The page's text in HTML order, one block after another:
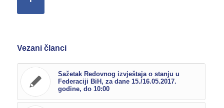
Vezani članci
Sažetak Redovnog izvještaja o stanju u
Federaciji BiH, za dane 15./16.05.2017.
godine, do 10:00